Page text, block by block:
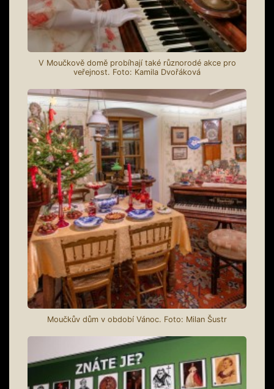
V Moučkově domě probíhají také různorodé akce pro
veřejnost. Foto: Kamila Dvořáková
Moučkův dům v období Vánoc. Foto: Milan Šustr